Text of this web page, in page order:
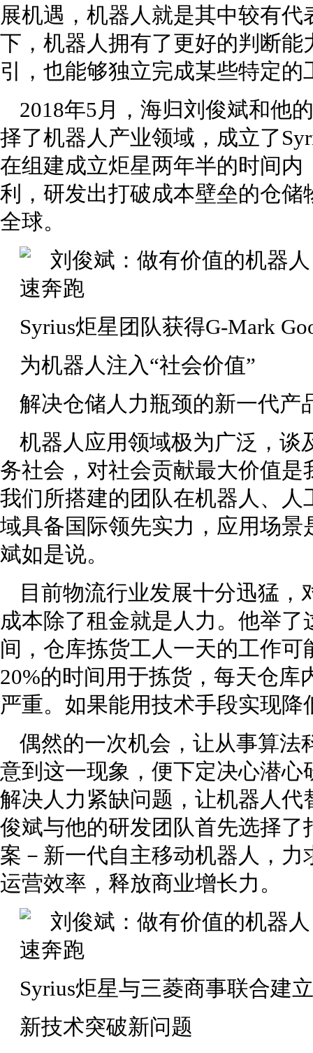
展机遇，机器人就是其中较有
下，机器人拥有了更好的判断
引，也能够独立完成某些特定
2018年5月，海归刘俊斌和他
择了机器人产业领域，成立了
在组建成立炬星两年半的时间
利，研发出打破成本壁垒的仓
全球。
Syrius炬星团队获得G-Mark
为机器人注入“社会价值”
解决仓储人力瓶颈的新一代产
机器人应用领域极为广泛，谈
务社会，对社会贡献最大价值
我们所搭建的团队在机器人、
域具备国际领先实力，应用场
斌如是说。
目前物流行业发展十分迅猛
成本除了租金就是人力。他举
间，仓库拣货工人一天的工作
20%的时间用于拣货，每天仓
严重。如果能用技术手段实现
偶然的一次机会，让从事算法
意到这一现象，便下定决心潜
解决人力紧缺问题，让机器人
俊斌与他的研发团队首先选择
案－新一代自主移动机器人，
运营效率，释放商业增长力。
Syrius炬星与三菱商事联合建
新技术突破新问题